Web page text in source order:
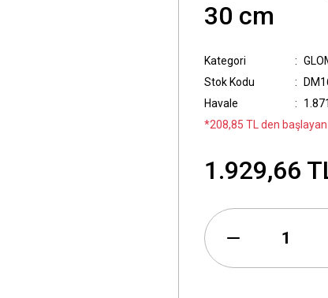
30 cm
Kategori
Stok Kodu
Havale
*208,85 TL den
1.929,66